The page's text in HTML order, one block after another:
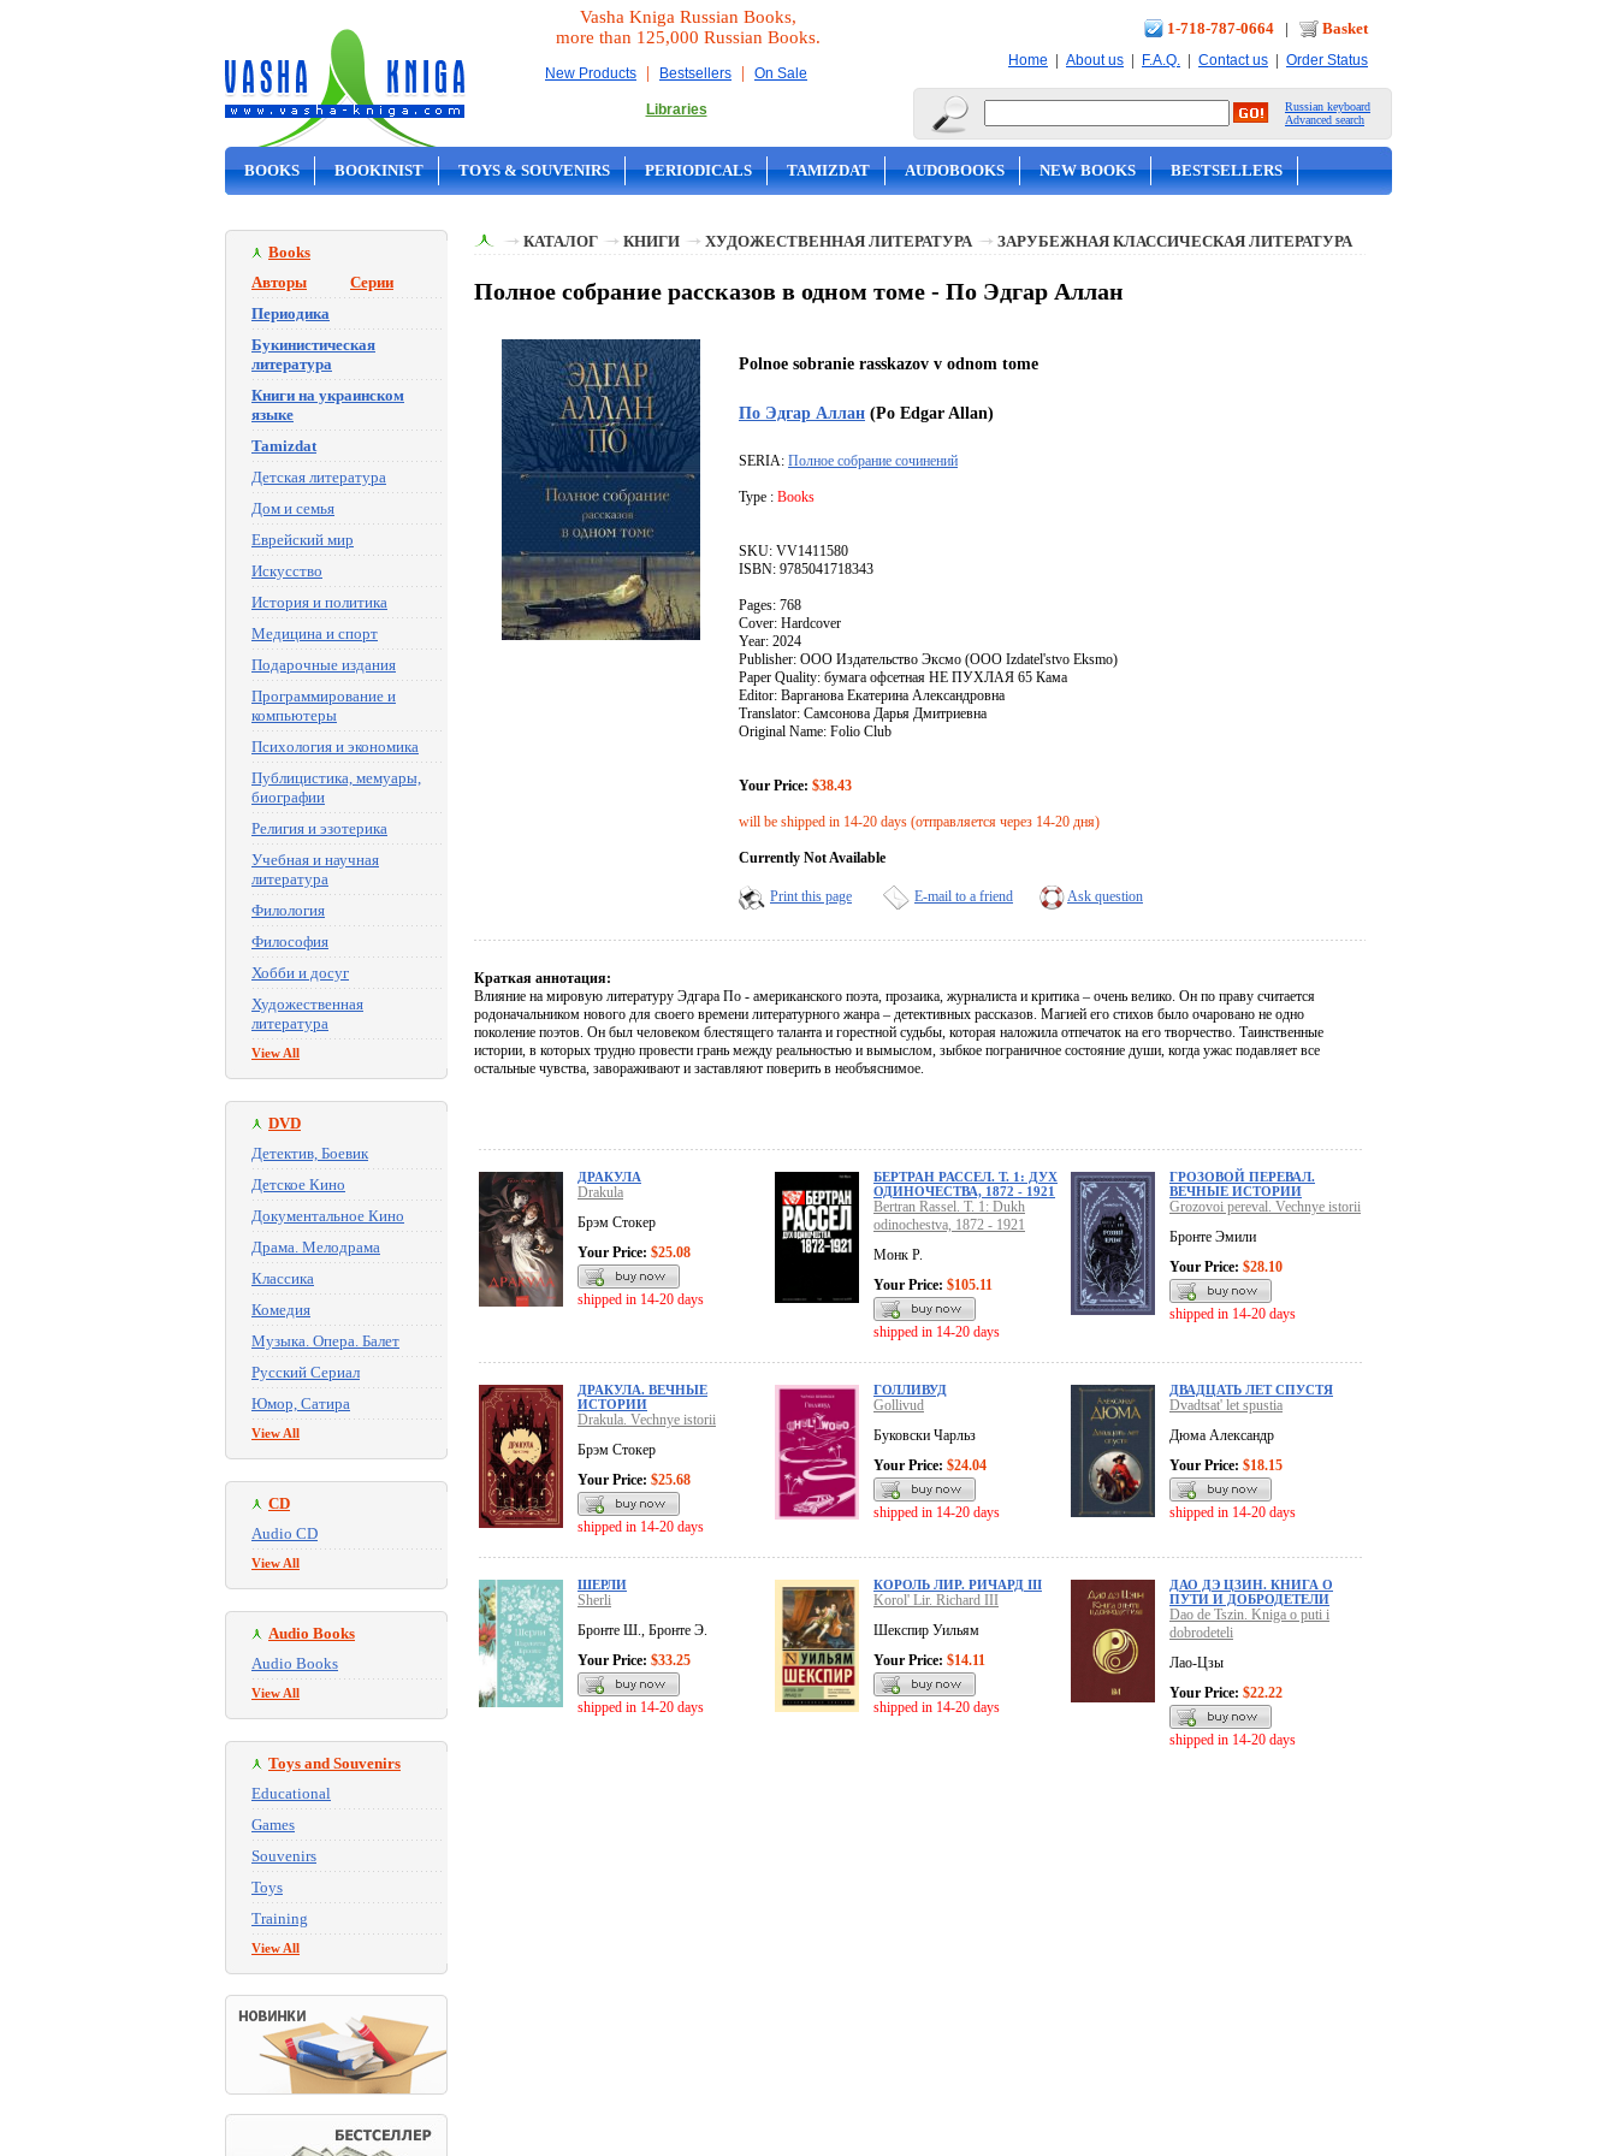
Vasha Kniga Russian Books,
more than 125,000 Russian Books.
New Products | Bestsellers | On Sale
Libraries
1-718-787-0664 | Basket
Home | About us | F.A.Q. | Contact us | Order Status
Russian keyboard
Advanced search
BOOKS BOOKINIST TOYS & SOUVENIRS PERIODICALS TAMIZDAT AUDOBOOKS NEW BOOKS BESTSELLERS
Books
Авторы
Серии
Периодика
Букинистическая
литература
Книги на украинском
языке
Tamizdat
Детская литература
Дом и семья
Еврейский мир
Искусство
История и политика
Медицина и спорт
Подарочные издания
Программирование и
компьютеры
Психология и экономика
Публицистика, мемуары,
биографии
Религия и эзотерика
Учебная и научная
литература
Филология
Философия
Хобби и досуг
Художественная
литература
View All
DVD
Детектив, Боевик
Детское Кино
Документальное Кино
Драма. Мелодрама
Классика
Комедия
Музыка. Опера. Балет
Русский Сериал
Юмор, Сатира
View All
CD
Audio CD
View All
Audio Books
Audio Books
View All
Toys and Souvenirs
Educational
Games
Souvenirs
Toys
Training
View All
КАТАЛОГ КНИГИ ХУДОЖЕСТВЕННАЯ ЛИТЕРАТУРА ЗАРУБЕЖНАЯ КЛАССИЧЕСКАЯ ЛИТЕРАТУРА
Полное собрание рассказов в одном томе - По Эдгар Аллан
Polnoe sobranie rasskazov v odnom tome
По Эдгар Аллан (Po Edgar Allan)
SERIA: Полное собрание сочинений
Type : Books
SKU: VV1411580
ISBN: 9785041718343
Pages: 768
Cover: Hardcover
Year: 2024
Publisher: ООО Издательство Эксмо (OOO Izdatel'stvo Eksmo)
Paper Quality: бумага офсетная НЕ ПУХЛАЯ 65 Кама
Editor: Варганова Екатерина Александровна
Translator: Самсонова Дарья Дмитриевна
Original Name: Folio Club
Your Price: $38.43
will be shipped in 14-20 days (отправляется через 14-20 дня)
Currently Not Available
Print this page E-mail to a friend Ask question
Краткая аннотация:
Влияние на мировую литературу Эдгара По - американского поэта, прозаика, журналиста и критика – очень велико. Он по праву считается
родоначальником нового для своего времени литературного жанра – детективных рассказов. Магией его стихов было очаровано не одно
поколение поэтов. Он был человеком блестящего таланта и горестной судьбы, которая наложила отпечаток на его творчество. Таинственные
истории, в которых трудно провести грань между реальностью и вымыслом, зыбкое пограничное состояние души, когда ужас подавляет все
остальные чувства, завораживают и заставляют поверить в необъяснимое.
ДРАКУЛА
Drakula
Брэм Стокер
Your Price: $25.08
shipped in 14-20 days
БЕРТРАН РАССЕЛ. Т. 1: ДУХ
ОДИНОЧЕСТВА, 1872 - 1921
Bertran Rassel. T. 1: Dukh
odinochestva, 1872 - 1921
Монк Р.
Your Price: $105.11
shipped in 14-20 days
ГРОЗОВОЙ ПЕРЕВАЛ.
ВЕЧНЫЕ ИСТОРИИ
Grozovoi pereval. Vechnye istorii
Бронте Эмили
Your Price: $28.10
shipped in 14-20 days
ДРАКУЛА. ВЕЧНЫЕ
ИСТОРИИ
Drakula. Vechnye istorii
Брэм Стокер
Your Price: $25.68
shipped in 14-20 days
ГОЛЛИВУД
Gollivud
Буковски Чарльз
Your Price: $24.04
shipped in 14-20 days
ДВАДЦАТЬ ЛЕТ СПУСТЯ
Dvadtsat' let spustia
Дюма Александр
Your Price: $18.15
shipped in 14-20 days
ШЕРЛИ
Sherli
Бронте Ш., Бронте Э.
Your Price: $33.25
shipped in 14-20 days
КОРОЛЬ ЛИР. РИЧАРД III
Korol' Lir. Richard III
Шекспир Уильям
Your Price: $14.11
shipped in 14-20 days
ДАО ДЭ ЦЗИН. КНИГА О
ПУТИ И ДОБРОДЕТЕЛИ
Dao de Tszin. Kniga o puti i
dobrodeteli
Лао-Цзы
Your Price: $22.22
shipped in 14-20 days